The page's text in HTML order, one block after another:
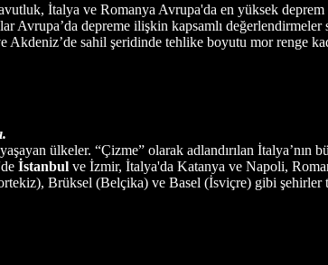
İtalya ve Romanya Avrupa'da en yüksek
Avrupa’da depreme ilişkin kapsamlı değerlendirmeler
sahil şeridinde tehlike boyutu mor renge
ülkeler. “Çizme” olarak adlandırılan İtalya’nın
İstanbul ve İzmir, İtalya'da Katanya ve Napoli,
Brüksel (Belçika) ve Basel (İsviçre) gibi şehirler